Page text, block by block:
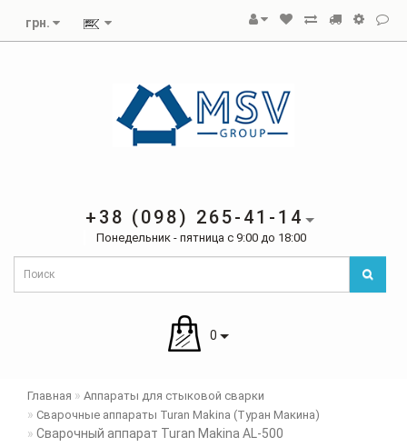
грн.
+38 (098) 265-41-14
Понедельник - пятница с 9:00 до 18:00
0
Главная
Аппараты для стыковой сварки
Сварочные аппараты Turan Makina (Туран Макина)
Сварочный аппарат Turan Makina AL-500